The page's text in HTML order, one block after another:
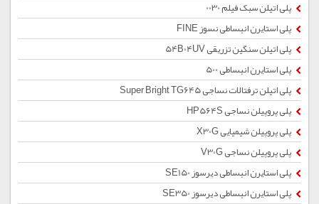
پلی اتیلن سبک فیلم 0030
پلی استایرن انبساطی نسوز FINE
پلی اتیلن سنگین تزریقی 54B04UV
پلی استایرن انبساطی 500
پلی اتیلن ترفتالات نساجی Super Bright TG645
پلی پروپیلن نساجی HP564S
پلی پروپیلن شیمیایی X30G
پلی پروپیلن نساجی V30G
پلی استایرن انبساطی دیرسوز SE150
پلی استایرن انبساطی دیرسوز SE350